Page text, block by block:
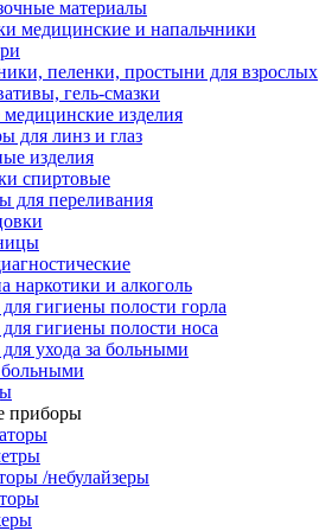
материалы
медицинские и напальчники
пеленки, простыни для взрослых
гель-смазки
изделия
для линз и глаз
изделия
спиртовые
для переливания
наркотики и алкоголь
гигиены полости горла
гигиены полости носа
ухода за больными
больными
приборы
/небулайзеры